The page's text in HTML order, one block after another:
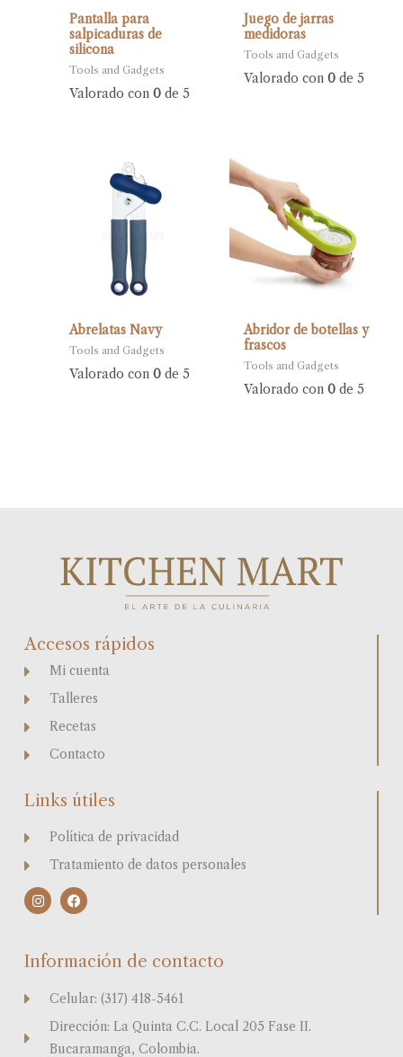
Pantalla para
salpicaduras de
silicona
Tools and Gadgets
Valorado con0 de 5
Juego de jarras
medidoras
Tools and Gadgets
Valorado con 0de 5
Abrelatas Navy
Tools and Gadgets
Valorado con0 de 5
Abridor de botellas y
frascos
Tools and Gadgets
Valorado con 0de 5
Accesos rápidos
Mi cuenta
Talleres
Recetas
Contacto
Links útiles
Política de privacidad
Tratamiento de datos personales
I
n
g
F
a
o
k
Información de contacto
Celular: (317) 418-5461
Dirección: La Quinta C.C. Local 205 Fase II.
Bucaramanga, Colombia.